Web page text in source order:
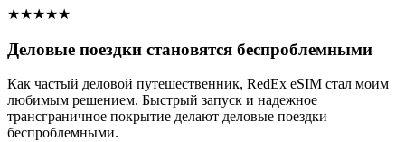
★★★★★
Деловые поездки становятся беспроблемными
Как частый деловой путешественник, RedEx eSIM стал моим
любимым решением. Быстрый запуск и надежное
трансграничное покрытие делают деловые поездки
беспроблемными.